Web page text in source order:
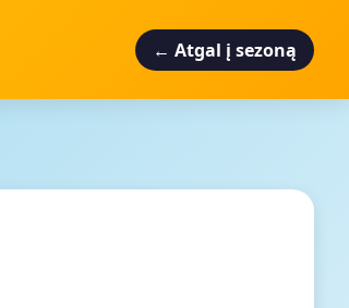
← Atgal į sezoną